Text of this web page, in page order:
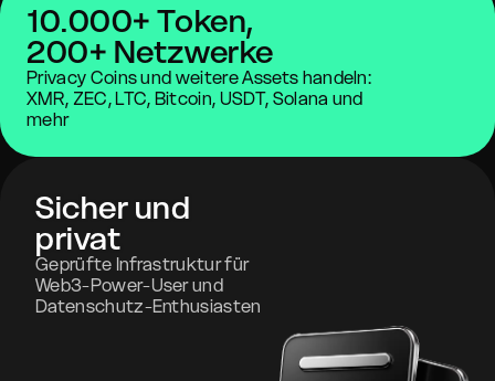
10.000+ Token,
200+ Netzwerke
Privacy Coins und weitere Assets handeln:
XMR, ZEC, LTC, Bitcoin, USDT, Solana und
mehr
Sicher und
privat
Geprüfte Infrastruktur für
Web3-Power-User und
Datenschutz-Enthusiasten